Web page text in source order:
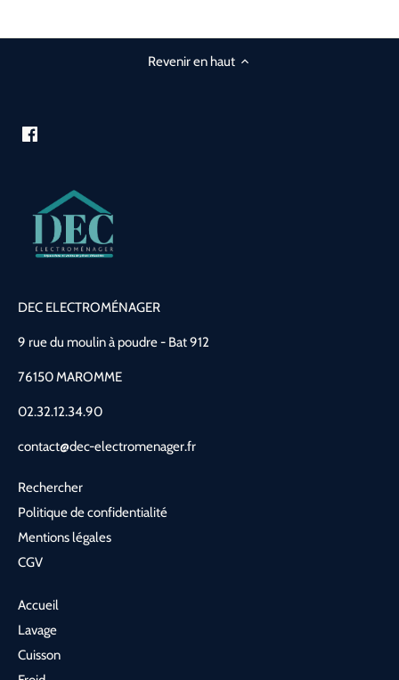
Revenir en haut
DEC ELECTROMÉNAGER
9 rue du moulin à poudre - Bat 912
76150 MAROMME
02.32.12.34.90
contact@dec-electromenager.fr
Rechercher
Politique de confidentialité
Mentions légales
CGV
Accueil
Lavage
Cuisson